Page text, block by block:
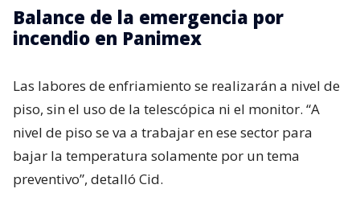
Balance de la emergencia por
incendio en Panimex
Las labores de enfriamiento se realizarán a nivel de
piso, sin el uso de la telescópica ni el monitor. “A
nivel de piso se va a trabajar en ese sector para
bajar la temperatura solamente por un tema
preventivo”, detalló Cid.